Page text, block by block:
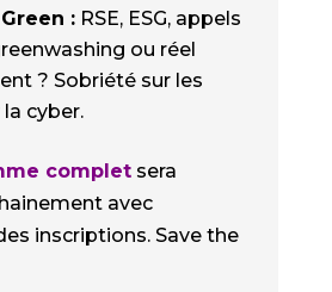
: RSE, ESG, appels
ou réel
? Sobriété sur les
cyber.
complet sera
avec
inscriptions. Save the